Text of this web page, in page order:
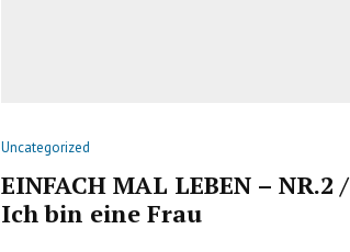
Uncategorized
EINFACH MAL LEBEN – NR.2 /
Ich bin eine Frau